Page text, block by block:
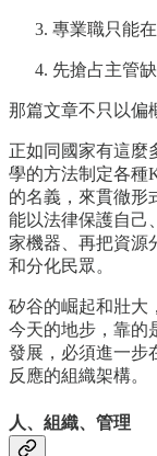
專業職只能
先搶占主管
那篇文章不只以偏
正如同國家有這麼
學的方法制定各種
的名義，來貫徹形
能以法律保護自己
家機器、再把資源
和分化民眾。
矽谷的崛起和壯大
今天的地步，靠的
發展，必須進一步
反應的組織架構。
人、組織、管理